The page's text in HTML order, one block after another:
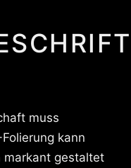
muss
kann
markant gestaltet